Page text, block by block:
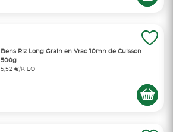
Bens Riz Long Grain en Vrac 10mn de Cuisson
500g
5,52 €/KILO